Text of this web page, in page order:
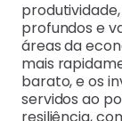
profundos e
áreas da
mais
barato, e os
servidos ao